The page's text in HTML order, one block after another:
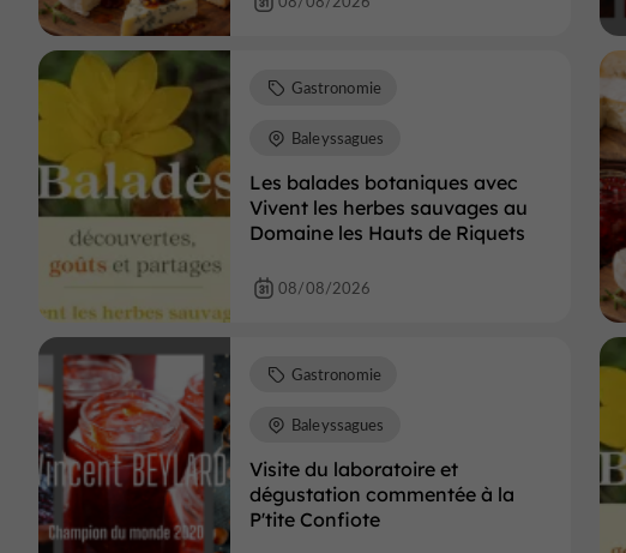
Les balades botaniques avec
Vivent les herbes sauvages au
Domaine les Hauts de Riquets
Gastronomie
Baleyssagues
08/08/2026
Visite du laboratoire et
dégustation commentée à la
P'tite Confiote
Gastronomie
Baleyssagues